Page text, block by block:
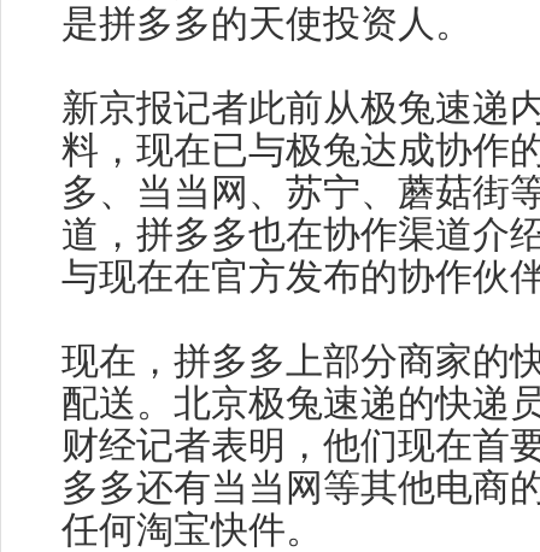
是拼多多的天使投资人。
新京报记者此前从极兔速递
料，现在已与极兔达成协作
多、当当网、苏宁、蘑菇街
道，拼多多也在协作渠道介
与现在在官方发布的协作伙
现在，拼多多上部分商家的
配送。北京极兔速递的快递
财经记者表明，他们现在首
多多还有当当网等其他电商
任何淘宝快件。